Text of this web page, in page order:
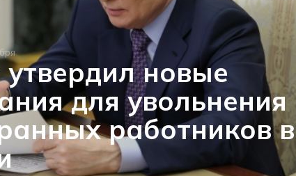
новые
для увольнения
работников в